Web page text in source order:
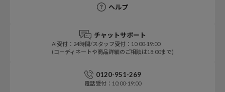
ヘルプ
チャットサポート
AI受付：24時間/スタッフ受付：10:00-19:00
(コーディネートや商品詳細のご相談は18:00まで)
0120-951-269
電話受付：10:00-19:00